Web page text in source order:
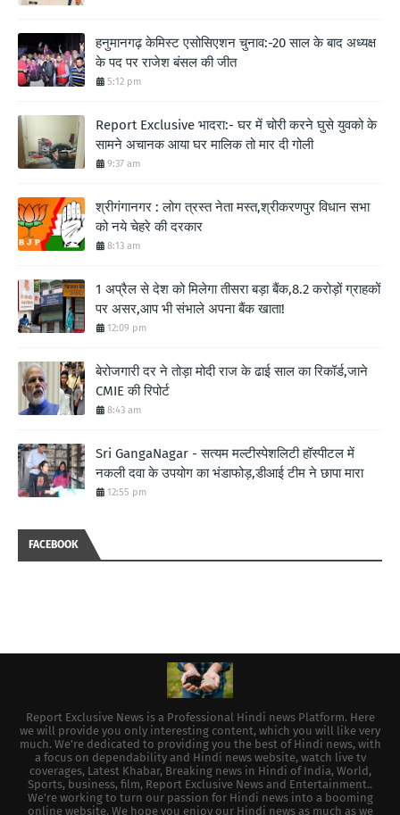
हनुमानगढ़ केमिस्ट एसोसिएशन चुनाव:-20 साल के बाद अध्यक्ष
के पद पर राजेश बंसल की जीत
5:12 pm
Report Exclusive भादरा:- घर में चोरी करने घुसे युवको के
सामने अचानक आया घर मालिक तो मार दी गोली
9:37 am
श्रीगंगानगर : लोग त्रस्त नेता मस्त,श्रीकरणपुर विधान सभा
को नये चेहरे की दरकार
8:13 am
1 अप्रैल से देश को मिलेगा तीसरा बड़ा बैंक,8.2 करोड़ों ग्राहकों
पर असर,आप भी संभाले अपना बैंक खाता!
12:09 pm
बेरोजगारी दर ने तोड़ा मोदी राज के ढाई साल का रिकॉर्ड,जाने
CMIE की रिपोर्ट
8:43 am
Sri GangaNagar - सत्यम मल्टीस्पेशलिटी हॉस्पीटल में
नकली दवा के उपयोग का भंडाफोड़,डीआई टीम ने छापा मारा
12:55 pm
FACEBOOK
Report Exclusive News is a Professional Hindi news Platform. Here
we will provide you only interesting content, which you will like very
much. We're dedicated to providing you the best of Hindi news, with
a focus on dependability and Hindi news website, watch live tv
coverages, Latest Khabar, Breaking news in Hindi of India, World,
Sports, business, film, Report Exclusive News and Entertainment..
We're working to turn our passion for Hindi news into a booming
online website. We hope you enjoy our Hindi news as much as we